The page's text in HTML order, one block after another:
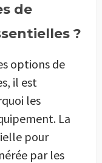
de
?
options de
il est
les
La
pour
par les